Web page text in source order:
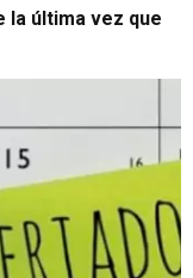
la última vez que